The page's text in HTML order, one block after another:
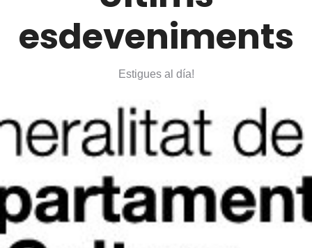
esdeveniments
Estigues al día!